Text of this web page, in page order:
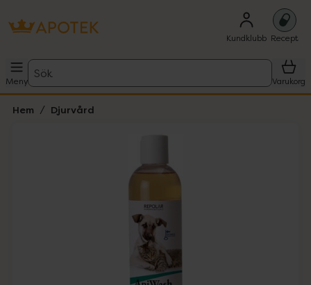
Kundklubb Recept
Meny
Sök
Varukorg
Hem Djurvård